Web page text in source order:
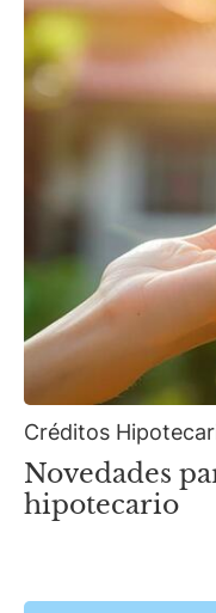
Créditos
Novedades
hipotecario